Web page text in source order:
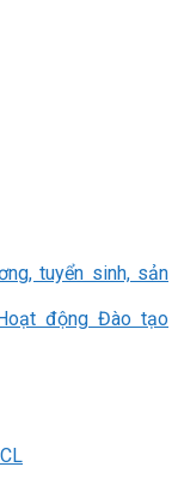
tuyển sinh, sản
động Đào tạo